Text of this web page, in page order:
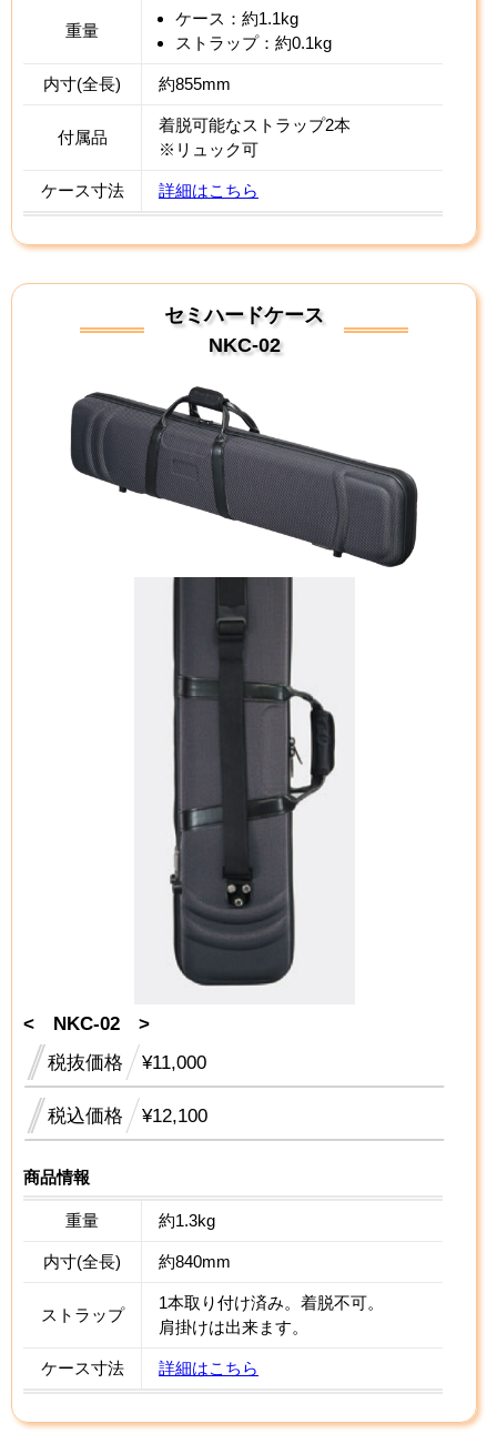
重量
ケース：約1.1kg
ストラップ：約0.1kg
内寸(全長) 約855mm
付属品
着脱可能なストラップ2本
※リュック可
ケース寸法 詳細はこちら
セミハードケース
NKC-02
< NKC-02 >
税抜価格
¥11,000
税込価格 ¥12,100
商品情報
重量 約1.3kg
内寸(全長) 約840mm
ストラップ
1本取り付け済み。着脱不可。
肩掛けは出来ます。
ケース寸法 詳細はこちら